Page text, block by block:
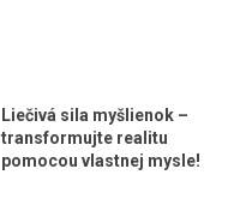
Liečivá sila myšlienok –
transformujte realitu
pomocou vlastnej mysle!